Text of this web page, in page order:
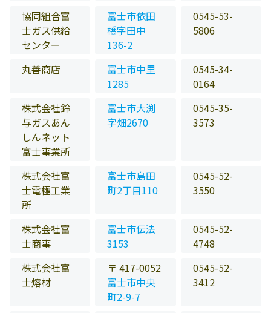
協同組合富
士ガス供給
センター
富士市依田
橋字田中
136-2
0545-53-
5806
丸善商店
富士市中里
1285
0545-34-
0164
株式会社鈴
与ガスあん
しんネット
富士事業所
富士市大渕
字畑2670
0545-35-
3573
株式会社富
士電極工業
所
富士市島田
町2丁目110
0545-52-
3550
株式会社富
士商事
富士市伝法
3153
0545-52-
4748
株式会社富
士熔材
〒 417-0052
富士市中央
町2-9-7
0545-52-
3412